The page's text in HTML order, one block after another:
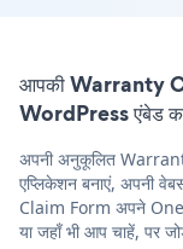
आपकी Warranty
WordPress एंबेड
अपनी अनुकूलित
एप्लिकेशन बनाएं, अपनी
Claim Form अपने
या जहाँ भी आप चाहें, पर